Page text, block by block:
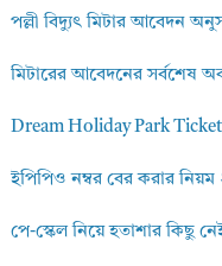
পল্লী বিদ্যুৎ মিটার আবেদন
মিটারের আবেদনের সর্বশেষ
Dream Holiday Park
ইপিপিও নম্বর বের করার
পে-স্কেল নিয়ে হতাশার কিছু